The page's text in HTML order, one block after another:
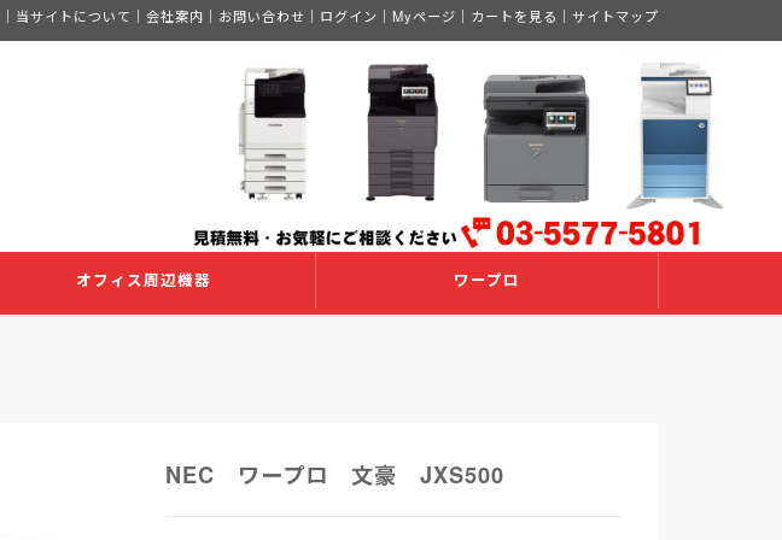
｜ 当サイトについて ｜ 会社案内 ｜ お問い合わせ ｜ ログイン ｜ Myページ ｜ カートを見る ｜ サイトマップ
オフィス周辺機器 ワープロ
NEC ワープロ 文豪 JXS500